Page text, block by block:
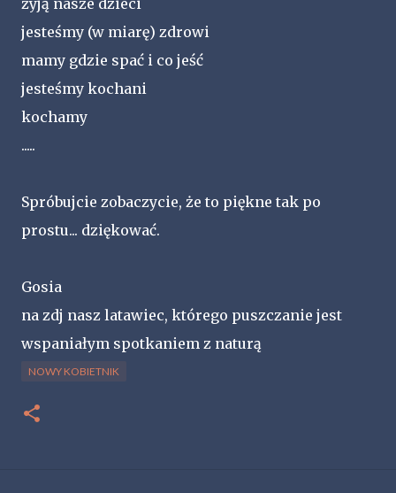
żyją nasze dzieci
jesteśmy (w miarę) zdrowi
mamy gdzie spać i co jeść
jesteśmy kochani
kochamy
.....
Spróbujcie zobaczycie, że to piękne tak po
prostu... dziękować.
Gosia
na zdj nasz latawiec, którego puszczanie jest
wspaniałym spotkaniem z naturą
NOWY KOBIETNIK